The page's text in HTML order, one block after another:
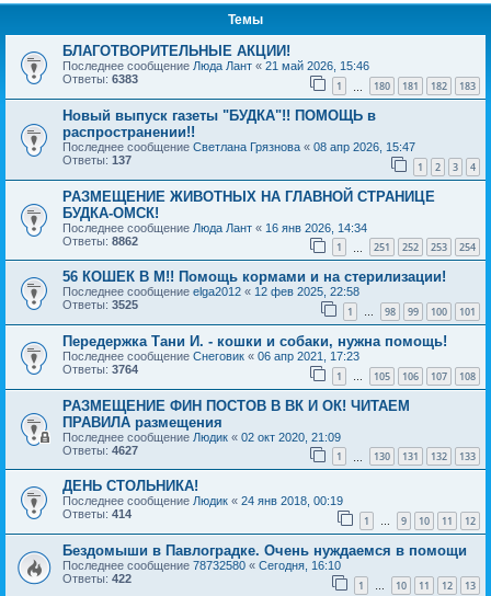
Темы
БЛАГОТВОРИТЕЛЬНЫЕ АКЦИИ!
Последнее сообщение Люда Лант « 21 май 2026, 15:46
Ответы: 6383 1 180 181 182 183
Новый выпуск газеты "БУДКА"!! ПОМОЩЬ в
распространении!!
Последнее сообщение Светлана Грязнова « 08 апр 2026, 15:47
Ответы: 137 1 2 3 4
РАЗМЕЩЕНИЕ ЖИВОТНЫХ НА ГЛАВНОЙ СТРАНИЦЕ
БУДКА-ОМСК!
Последнее сообщение Люда Лант « 16 янв 2026, 14:34
Ответы: 8862 1 251 252 253 254
56 КОШЕК В М!! Помощь кормами и на стерилизации!
Последнее сообщение elga2012 « 12 фев 2025, 22:58
Ответы: 3525 1 … 98 99 100 101
Передержка Тани И. - кошки и собаки, нужна помощь!
Последнее сообщение Снеговик « 06 апр 2021, 17:23
Ответы: 3764 1 … 105 106 107 108
РАЗМЕЩЕНИЕ ФИН ПОСТОВ В ВК И ОК! ЧИТАЕМ
ПРАВИЛА размещения
Последнее сообщение Людик « 02 окт 2020, 21:09
Ответы: 4627 1 130 131 132 133
ДЕНЬ СТОЛЬНИКА!
Последнее сообщение Людик « 24 янв 2018, 00:19
Ответы: 414 1 … 9 10 11 12
Бездомыши в Павлоградке. Очень нуждаемся в помощи
Последнее сообщение 78732580 « Сегодня, 16:10
Ответы: 422 1 … 10 11 12 13